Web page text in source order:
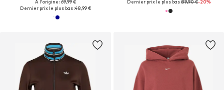
À l'origine : 69,99 €
Dernier prix le plus bas :48,99 €
Dernier prix le plus bas :89,90 €-20%